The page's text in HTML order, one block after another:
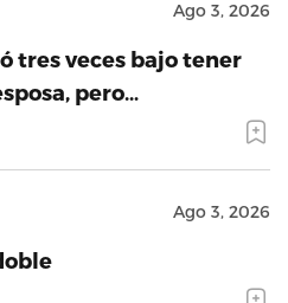
Ago 3, 2026
tres veces bajo tener
pero…
Ago 3, 2026